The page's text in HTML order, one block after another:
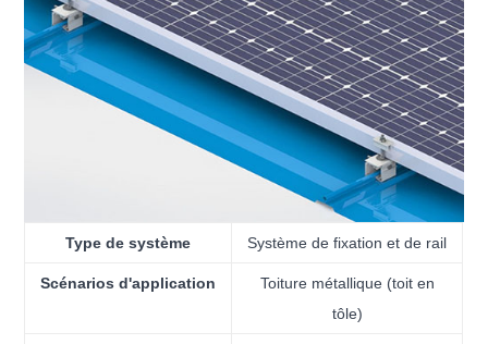
Type de système Système de fixation et de rail
Scénarios d'application
Toiture métallique (toit en
tôle)